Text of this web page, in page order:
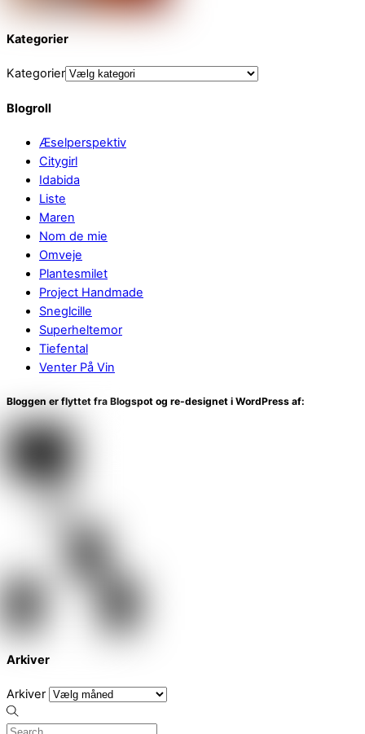
Kategorier
Kategorier
Blogroll
Æselperspektiv
Citygirl
Idabida
Liste
Maren
Nom de mie
Omveje
Plantesmilet
Project Handmade
Sneglcille
Superheltemor
Tiefental
Venter På Vin
Bloggen er flyttet fra Blogspot og re-designet i WordPress af:
Arkiver
Arkiver